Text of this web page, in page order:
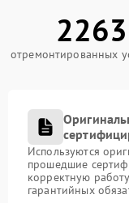
2263
отремонтированных
Используются
прошедшие
корректную
гарантийных